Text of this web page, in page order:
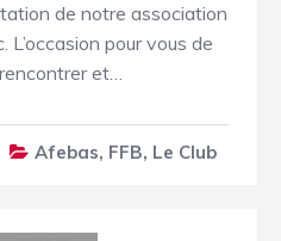
de notre association
L’occasion pour vous de
et…
Afebas, FFB, Le Club